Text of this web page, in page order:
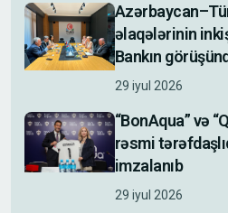
əlaqələrinin
Bankın
29 iyul 2026
“BonAqua” və
rəsmi
imzalanıb
29 iyul 2026